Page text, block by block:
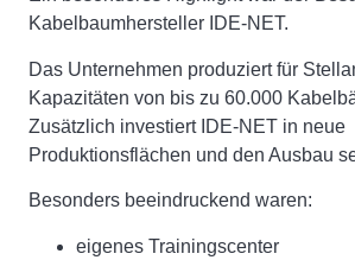
Kabelbaumhersteller IDE-NET.
Das Unternehmen produziert für
Kapazitäten von bis zu 60.000
Zusätzlich investiert IDE-NET in neue
Produktionsflächen und den Ausbau
Besonders beeindruckend waren:
eigenes Trainingscenter